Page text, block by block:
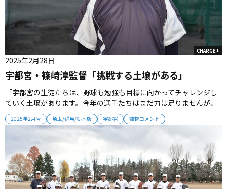
CHARGE+
2025年2月号 埼玉/群馬/栃木版 宇都宮 監督コメント
宇都宮・篠崎淳監督「挑戦する土壌がある」
2025年2月28日
「宇都宮の生徒たちは、野球も勉強も目標に向かってチャレンジし
ていく土壌があります。今年の選手たちはまだ力は足りませんが、
一生懸命に努力できる集団です。甲子園という目標へ向かって、本
気で努力する時間が選手を育てていくと感じています」【監督プロ
フィール】1964年栃木県生まれ。宇都宮南―日本体育大卒。大学卒
業後、特別支援を...